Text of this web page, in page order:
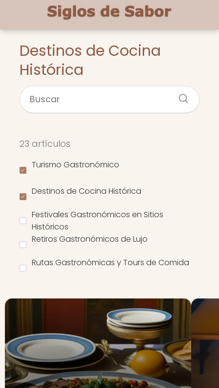
Destinos de Cocina
Histórica
23 artículos
Turismo Gastronómico
Destinos de Cocina Histórica
Festivales Gastronómicos en Sitios
Históricos
Retiros Gastronómicos de Lujo
Rutas Gastronómicas y Tours de Comida